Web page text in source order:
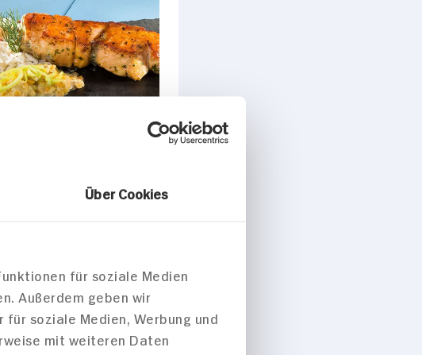
für soziale Medien
Außerdem geben wir
765 kcal p. Portion